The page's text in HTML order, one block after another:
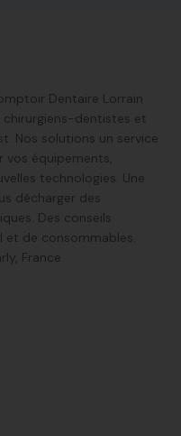
Dentaire Lorrain
chirurgiens-dentistes et
Nos solutions un service
vos équipements,
technologies. Une
décharger des
Des conseils
et de consommables.
France​